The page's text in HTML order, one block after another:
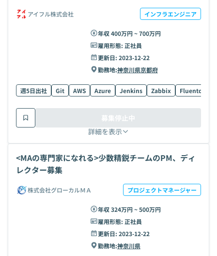
アイフル株式会社 インフラエンジニア
年収 400万円 ~ 700万円
雇用形態: 正社員
更新日: 2023-12-22
勤務地:神奈川県京都府
週5日出社 Git AWS Azure Jenkins Zabbix Fluentd
詳細を表示
募集停止中
<MAの専門家になれる>少数精鋭チームのPM、ディ
レクター募集
株式会社グローカルＭＡ プロジェクトマネージャー
年収 324万円 ~ 500万円
雇用形態: 正社員
更新日: 2023-12-22
勤務地:神奈川県